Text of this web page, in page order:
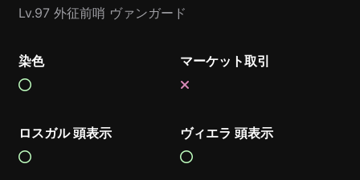
Lv.97 外征前哨 ヴァンガード
染色 マーケット取引
ロスガル 頭表示 ヴィエラ 頭表示